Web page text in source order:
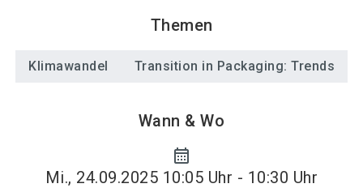
Themen
Klimawandel Transition in Packaging: Trends
Wann & Wo
calendar_month
Mi., 24.09.2025 10:05 Uhr - 10:30 Uhr